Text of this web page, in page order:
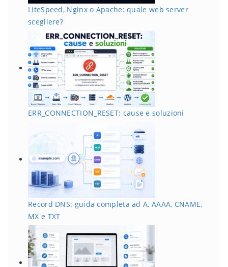
LiteSpeed, Nginx o Apache: quale web server
scegliere?
ERR_CONNECTION_RESET: cause e soluzioni
Record DNS: guida completa ad A, AAAA, CNAME,
MX e TXT